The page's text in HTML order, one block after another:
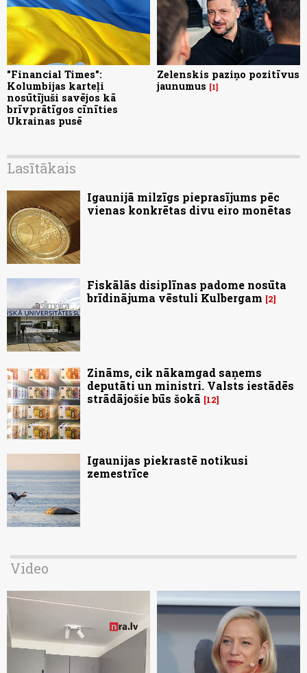
"Financial Times":
Kolumbijas karteļi
nosūtījuši savējos kā
brīvprātīgos cīnīties
Ukrainas pusē
Zelenskis paziņo pozitīvus
jaunumus
1
Lasītākais
Igaunijā milzīgs pieprasījums pēc
vienas konkrētas divu eiro monētas
Fiskālās disiplīnas padome nosūta
brīdinājuma vēstuli Kulbergam
2
Zināms, cik nākamgad saņems
deputāti un ministri. Valsts iestādēs
strādājošie būs šokā
12
Igaunijas piekrastē notikusi
zemestrīce
Video